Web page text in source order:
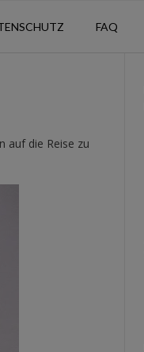
FAQ
auf die Reise zu